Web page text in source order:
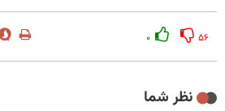
۵۶ ۰
نظر شما